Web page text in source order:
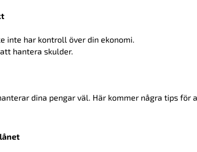
inte har kontroll över din ekonomi.
hantera skulder.
dina pengar väl. Här kommer några tips för